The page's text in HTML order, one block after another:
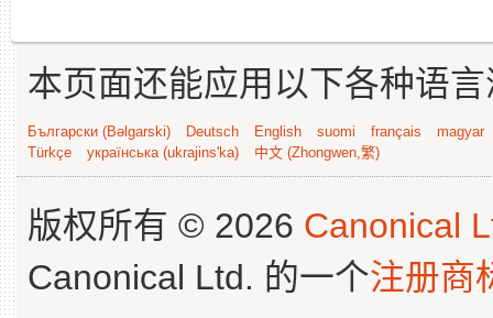
本页面还能应用以下各种语
Български (Bəlgarski) Deutsch English suomi français
magyar
Türkçe
українська (ukrajins'ka) 中文 (Zhongwen,繁)
版权所有 © 2026 Canonical
Canonical Ltd. 的一个注册商